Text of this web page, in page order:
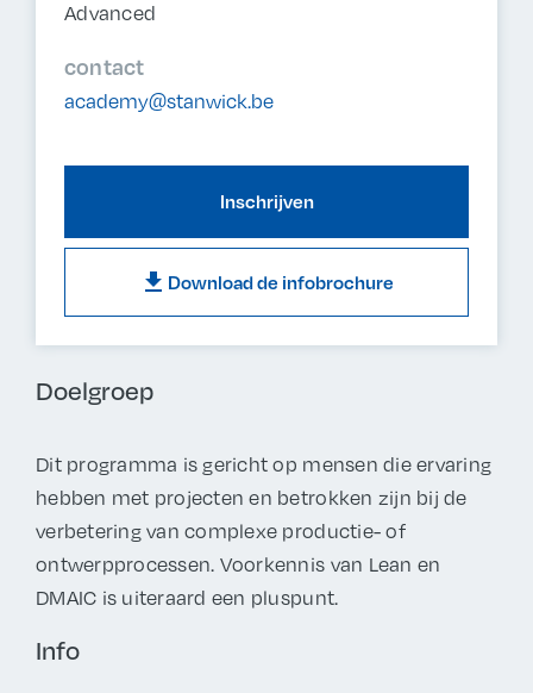
Doelgroep
Dit programma is gericht op mensen die ervaring
hebben met projecten en betrokken zijn bij de
verbetering van complexe productie- of
ontwerpprocessen. Voorkennis van Lean en
DMAIC is uiteraard een pluspunt.
Info
Advanced
contact
academy@stanwick.be
Inschrijven
download Download de infobrochure